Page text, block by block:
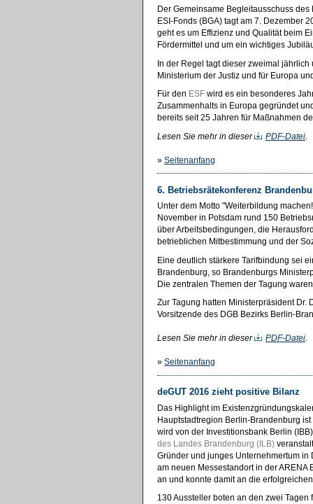
Der Gemeinsame Begleitausschuss
ESI-Fonds (BGA) tagt am 7. Dezember
geht es um Effizienz und Qualität beim
Fördermittel und um ein wichtiges
In der Regel tagt dieser zweimal
Ministerium der Justiz und für Europa
Für den ESF wird es ein besonderes
Zusammenhalts in Europa gegründet
bereits seit 25 Jahren für Maßnahmen
Lesen Sie mehr in dieser
PDF-Datei.
» Seitenanfang
6. Betriebsrätekonferenz
Unter dem Motto "Weiterbildung
November in Potsdam rund 150
über Arbeitsbedingungen, die
betrieblichen Mitbestimmung und der
Eine deutlich stärkere Tarifbindung sei
Brandenburg, so Brandenburgs
Die zentralen Themen der Tagung
Zur Tagung hatten Ministerpräsident Dr.
Vorsitzende des DGB Bezirks Berlin-
Lesen Sie mehr in dieser PDF-Datei.
» Seitenanfang
deGUT 2016 zieht positive Bilanz
Das Highlight im
Hauptstadtregion Berlin-Brandenburg
wird von der Investitionsbank Berlin
des Landes Brandenburg (ILB)
Gründer und junges Unternehmertum in
am neuen Messestandort in der
an und konnte damit an die
130 Aussteller boten an den zwei